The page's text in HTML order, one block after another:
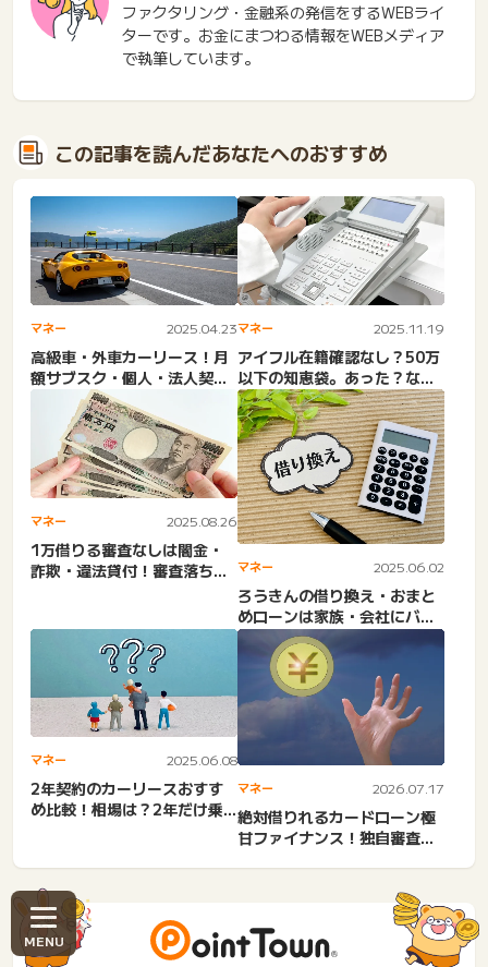
ファクタリング・金融系の発信をするWEBライ
ターです。お金にまつわる情報をWEBメディア
で執筆しています。
この記事を読んだあなたへのおすすめ
マネー 2025.04.23
高級車・外車カーリース！月
額サブスク・個人・法人契
約・中古・BMW・メルセデ
マネー 2025.11.19
アイフル在籍確認なし？50万
以下の知恵袋。あった？なか
った？原則職場連絡なし。...
マネー 2025.08.26
1万借りる審査なしは闇金・
詐欺・違法貸付！審査落ち・
マネー 2025.06.02
ろうきんの借り換え・おまと
めローンは家族・会社にバレ
る？必要書類・相談先・金
利...
マネー 2025.06.08
2年契約のカーリースおすす
め比較！相場は？2年だけ乗
マネー 2026.07.17
絶対借りれるカードローン極
甘ファイナンス！独自審査の